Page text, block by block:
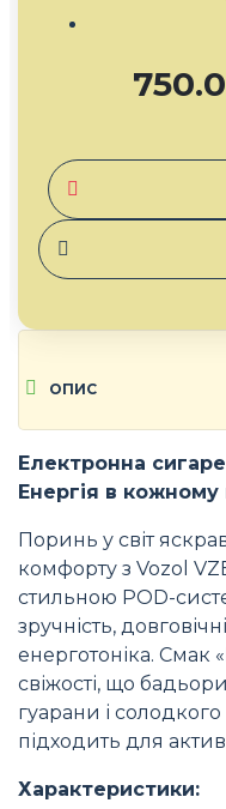
ОПИС
Електронна
Енергія в кожному
Поринь у світ
комфорту з Vozol
стильною POD-
зручність,
енерготоніка. Смак
свіжості, що
гуарани і
підходить для
Характеристики: